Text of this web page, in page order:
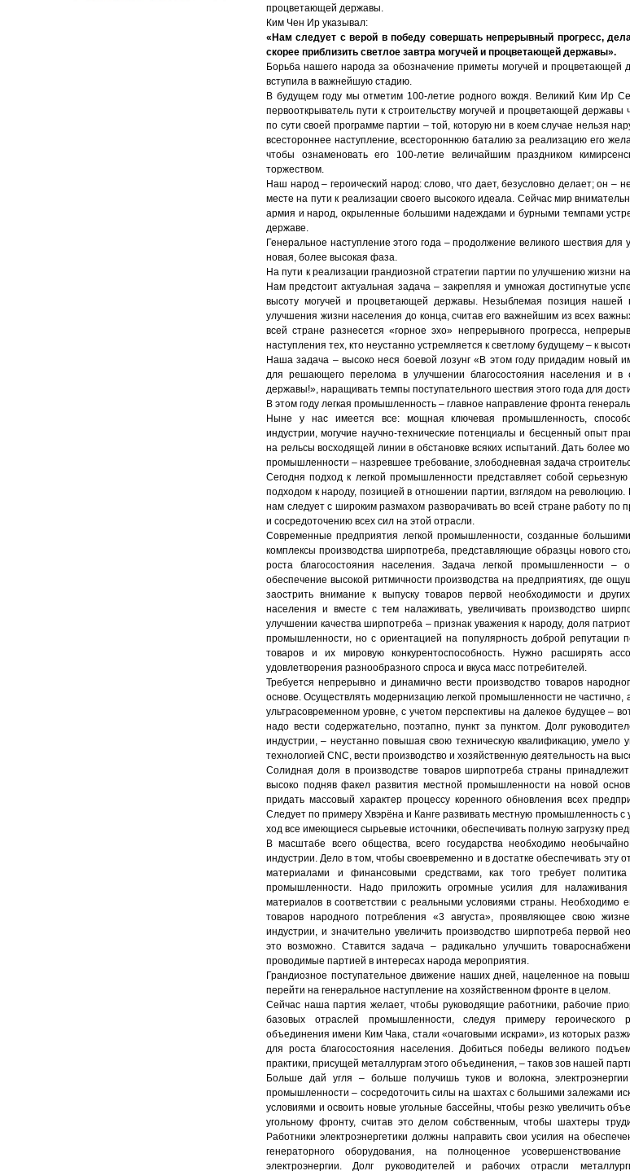
процветающей державы.
Ким Чен Ир указывал:
«Нам следует с верой в победу совершать непрерывный прогресс,
скорее приблизить светлое завтра могучей и процветающей державы».
Борьба нашего народа за обозначение приметы могучей и процветающей
вступила в важнейшую стадию.
В будущем году мы отметим 100-летие родного вождя. Великий Ким Ир
первооткрыватель пути к строительству могучей и процветающей державы
по сути своей программе партии – той, которую ни в коем случае нельзя
всестороннее наступление, всестороннюю баталию за реализацию его
чтобы ознаменовать его 100-летие величайшим праздником
торжеством.
Наш народ – героический народ: слово, что дает, безусловно делает; он –
месте на пути к реализации своего высокого идеала. Сейчас мир
армия и народ, окрыленные большими надеждами и бурными темпами
державе.
Генеральное наступление этого года – продолжение великого шествия для
новая, более высокая фаза.
На пути к реализации грандиозной стратегии партии по улучшению жизни
Нам предстоит актуальная задача – закрепляя и умножая достигнутые
высоту могучей и процветающей державы. Незыблемая позиция нашей
улучшения жизни населения до конца, считав его важнейшим из всех
всей стране разнесется «горное эхо» непрерывного прогресса,
наступления тех, кто неустанно устремляется к светлому будущему – к
Наша задача – высоко неся боевой лозунг «В этом году придадим новый
для решающего перелома в улучшении благосостояния населения и в
державы!», наращивать темпы поступательного шествия этого года для
В этом году легкая промышленность – главное направление фронта
Ныне у нас имеется все: мощная ключевая промышленность,
индустрии, могучие научно-технические потенциалы и бесценный опыт
на рельсы восходящей линии в обстановке всяких испытаний. Дать более
промышленности – назревшее требование, злободневная задача
Сегодня подход к легкой промышленности представляет собой
подходом к народу, позицией в отношении партии, взглядом на революцию.
нам следует с широким размахом разворачивать во всей стране работу по
и сосредоточению всех сил на этой отрасли.
Современные предприятия легкой промышленности, созданные
комплексы производства ширпотреба, представляющие образцы нового
роста благосостояния населения. Задача легкой промышленности –
обеспечение высокой ритмичности производства на предприятиях, где
заострить внимание к выпуску товаров первой необходимости и
населения и вместе с тем налаживать, увеличивать производство
улучшении качества ширпотреба – признак уважения к народу, доля
промышленности, но с ориентацией на популярность доброй репутации
товаров и их мировую конкурентоспособность. Нужно расширять
удовлетворения разнообразного спроса и вкуса масс потребителей.
Требуется непрерывно и динамично вести производство товаров
основе. Осуществлять модернизацию легкой промышленности не
ультрасовременном уровне, с учетом перспективы на далекое будущее –
надо вести содержательно, поэтапно, пункт за пунктом. Долг
индустрии, – неустанно повышая свою техническую квалификацию, умело
технологией CNC, вести производство и хозяйственную деятельность на
Солидная доля в производстве товаров ширпотреба страны
высоко подняв факел развития местной промышленности на новой
придать массовый характер процессу коренного обновления всех
Следует по примеру Хвэрёна и Канге развивать местную промышленность с
ход все имеющиеся сырьевые источники, обеспечивать полную загрузку
В масштабе всего общества, всего государства необходимо
индустрии. Дело в том, чтобы своевременно и в достатке обеспечивать
материалами и финансовыми средствами, как того требует
промышленности. Надо приложить огромные усилия для налаживания
материалов в соответствии с реальными условиями страны. Необходимо
товаров народного потребления «3 августа», проявляющее свою
индустрии, и значительно увеличить производство ширпотреба первой
это возможно. Ставится задача – радикально улучшить
проводимые партией в интересах народа мероприятия.
Грандиозное поступательное движение наших дней, нацеленное на
перейти на генеральное наступление на хозяйственном фронте в целом.
Сейчас наша партия желает, чтобы руководящие работники, рабочие
базовых отраслей промышленности, следуя примеру героического
объединения имени Ким Чака, стали «очаговыми искрами», из которых
для роста благосостояния населения. Добиться победы великого
практики, присущей металлургам этого объединения, – таков зов нашей
Больше дай угля – больше получишь туков и волокна,
промышленности – сосредоточить силы на шахтах с большими залежами
условиями и освоить новые угольные бассейны, чтобы резко увеличить
угольному фронту, считав это делом собственным, чтобы шахтеры
Работники электроэнергетики должны направить свои усилия на
генераторного оборудования, на полноценное
электроэнергии. Долг руководителей и рабочих отрасли